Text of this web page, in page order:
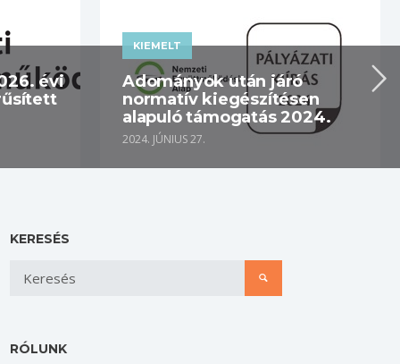
évi
KIEMELT
Adományok után járó
normatív kiegészítésen
alapuló támogatás 2024.
2024. JÚNIUS 27.
KERESÉS
RÓLUNK